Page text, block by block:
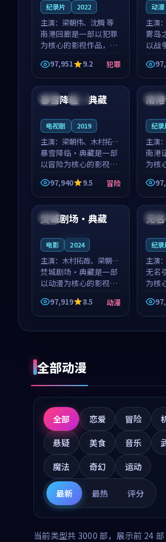
纪录片 2022
主演： 梁朝伟、沈腾 等
南港回廊是一部以犯罪
为核心的影视作品，围
绕危机、反转与人物成
长展开，整体节奏紧
凑，值得推荐观看。
97,951 9.2 犯罪
动漫
主演：
雾岛
以战
品，
人物
奏紧
看。
泰国 杜比
暴雪降临·典藏
电视剧 2019
主演： 梁朝伟、木村拓哉
等
暴雪降临·典藏是一部
以冒险为核心的影视作
品，围绕危机、反转与
人物成长展开，整体节
奏紧凑，值得推荐观
看。
97,940 9.5 冒险
泰国
南
纪录
主演：
等
南港
为核
绕危
长展
凑，
中国
焚城剧场·典藏
电影 2024
主演： 木村拓哉、梁朝伟
等
焚城剧场·典藏是一部
以动漫为核心的影视作
品，围绕危机、反转与
人物成长展开，整体节
奏紧凑，值得推荐观
97,919 8.5 动漫
美国
无
纪录
主演：
等
无名
为核
绕危
长展
凑，
全部动漫
全部 恋爱 冒险
悬疑
美食 音乐
魔法
奇幻 运动
最新 最热 评分
当前类型共 3000 部，展示前 24 部
99:16